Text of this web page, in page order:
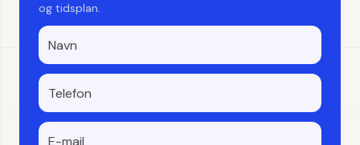
og tidsplan.